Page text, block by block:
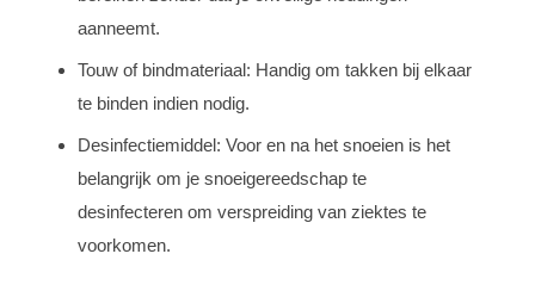
aanneemt.
Touw of bindmateriaal: Handig om takken bij elkaar
te binden indien nodig.
Desinfectiemiddel: Voor en na het snoeien is het
belangrijk om je snoeigereedschap te
desinfecteren om verspreiding van ziektes te
voorkomen.